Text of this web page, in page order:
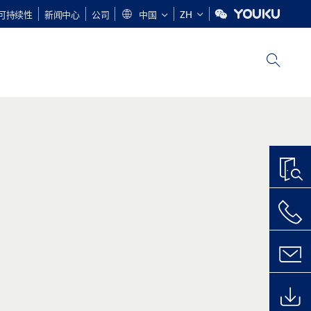
持续性 新闻中心 公司 中国 ZH